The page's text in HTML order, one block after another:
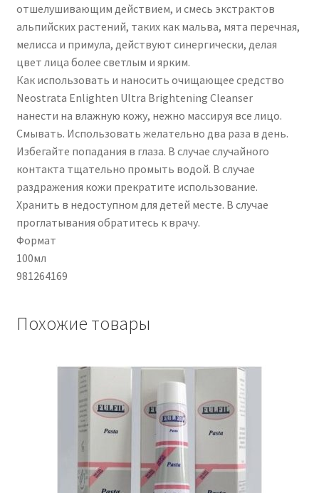
отшелушивающим действием, и смесь экстрактов
альпийских растений, таких как мальва, мята перечная,
мелисса и примула, действуют синергически, делая
цвет лица более светлым и ярким.
Как использовать и наносить очищающее средство
Neostrata Enlighten Ultra Brightening Cleanser
нанести на влажную кожу, нежно массируя все лицо.
Смывать. Использовать желательно два раза в день.
Избегайте попадания в глаза. В случае случайного
контакта тщательно промыть водой. В случае
раздражения кожи прекратите использование.
Хранить в недоступном для детей месте. В случае
проглатывания обратитесь к врачу.
Формат
100мл
981264169
Похожие товары